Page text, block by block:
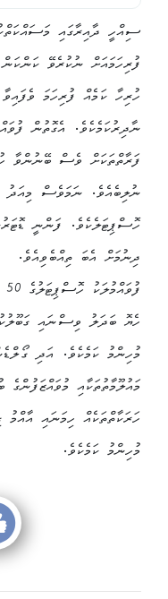
ސިއްހީ ދާއިރާގައި
ފުރިހަމައަށް ނުކުރެވޭ
ހުރިހާ ކަމެއް ފުރިހަމަ
ނާދިރުކަމެކެވެ. އެގޮތުން
ފަރާތްތަކަށް ވެސް ބޭނުންވާ
ހޮސްޕިޓަލެކެވެ. ފަންނީ
ދިނުމަށް އެބަ ތިއްބެވިއެވެ.
ހެޔޮ ބަދަލު ވިސްނައި
މުހިންމު ކަމެކެވެ. އަދި
މައުލޫމާތުތަކާއި
ހަރަކާތްތަކެއް ހިމަނައި އާއްމު
މުހިންމު ކަމެކެވެ.